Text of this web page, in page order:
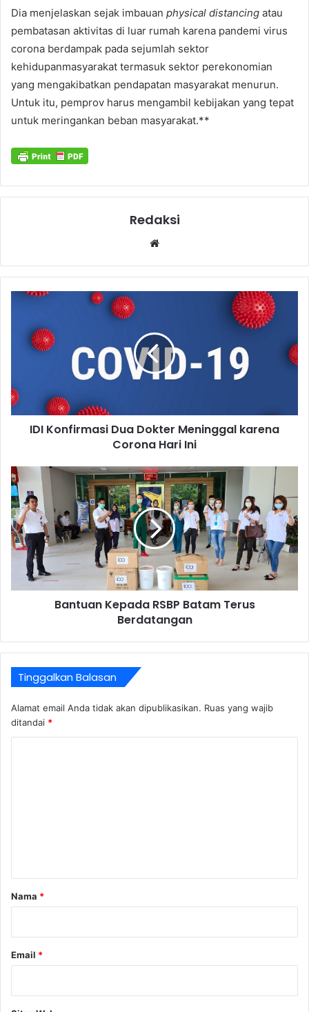
Dia menjelaskan sejak imbauan physical distancing atau
pembatasan aktivitas di luar rumah karena pandemi virus
corona berdampak pada sejumlah sektor
kehidupanmasyarakat termasuk sektor perekonomian
yang mengakibatkan pendapatan masyarakat menurun.
Untuk itu, pemprov harus mengambil kebijakan yang tepat
untuk meringankan beban masyarakat.**
Redaksi
IDI Konfirmasi Dua Dokter Meninggal karena
Corona Hari Ini
Bantuan Kepada RSBP Batam Terus
Berdatangan
Tinggalkan Balasan
Alamat email Anda tidak akan dipublikasikan. Ruas yang wajib
ditandai *
rNama *
Email *